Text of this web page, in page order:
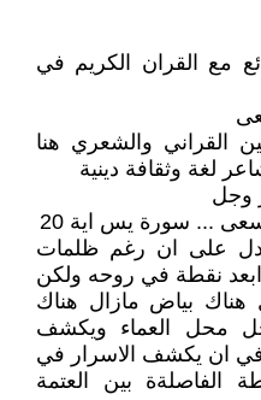
مع القران الكريم في
القراني والشعري هنا
لغة وثقافة دينية
وجل
... سورة يس اية 20
يدل على ان رغم ظلمات
نقطة في روحه ولكن
بياض مازال هناك
محل العماء ويكشف
في ان يكشف الاسرار في
الفاصلةة بين العتمة